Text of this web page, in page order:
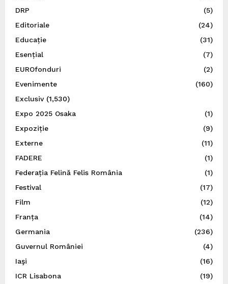
DRP
(5)
Editoriale
(24)
Educație
(31)
Esențial
(7)
EUROfonduri
(2)
Evenimente
(160)
Exclusiv(1,530)
Expo 2025 Osaka
(1)
Expoziție
(9)
Externe
(11)
FADERE
(1)
Federația Felină Felis România
(1)
Festival
(17)
Film
(12)
Franța
(14)
Germania
(236)
Guvernul României
(4)
Iaşi
(16)
ICR Lisabona
(19)